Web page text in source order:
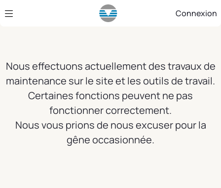
Saut au contenu principal Connexion
Nous effectuons actuellement des travaux de
maintenance sur le site et les outils de travail.
Certaines fonctions peuvent ne pas
fonctionner correctement.
Nous vous prions de nous excuser pour la
gêne occasionnée.